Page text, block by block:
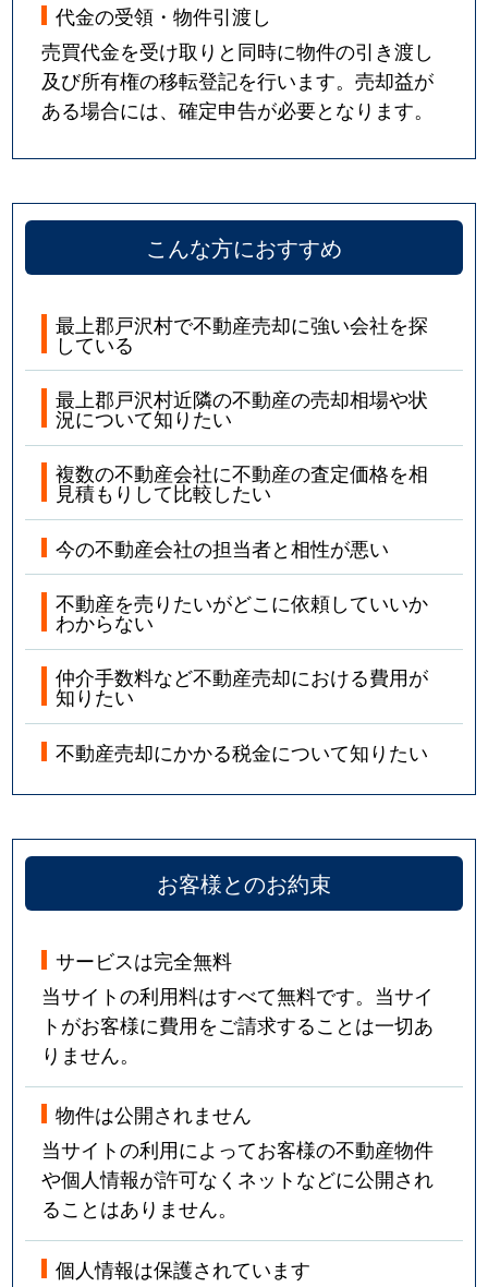
代金の受領・物件引渡し
売買代金を受け取りと同時に物件の引き渡し
及び所有権の移転登記を行います。売却益が
ある場合には、確定申告が必要となります。
こんな方におすすめ
最上郡戸沢村で不動産売却に強い会社を探
している
最上郡戸沢村近隣の不動産の売却相場や状
況について知りたい
複数の不動産会社に不動産の査定価格を相
見積もりして比較したい
今の不動産会社の担当者と相性が悪い
不動産を売りたいがどこに依頼していいか
わからない
仲介手数料など不動産売却における費用が
知りたい
不動産売却にかかる税金について知りたい
お客様とのお約束
サービスは完全無料
当サイトの利用料はすべて無料です。当サイ
トがお客様に費用をご請求することは一切あ
りません。
物件は公開されません
当サイトの利用によってお客様の不動産物件
や個人情報が許可なくネットなどに公開され
ることはありません。
個人情報は保護されています